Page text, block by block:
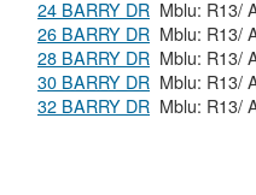
24 BARRY DR
26 BARRY DR
28 BARRY DR
30 BARRY DR
32 BARRY DR